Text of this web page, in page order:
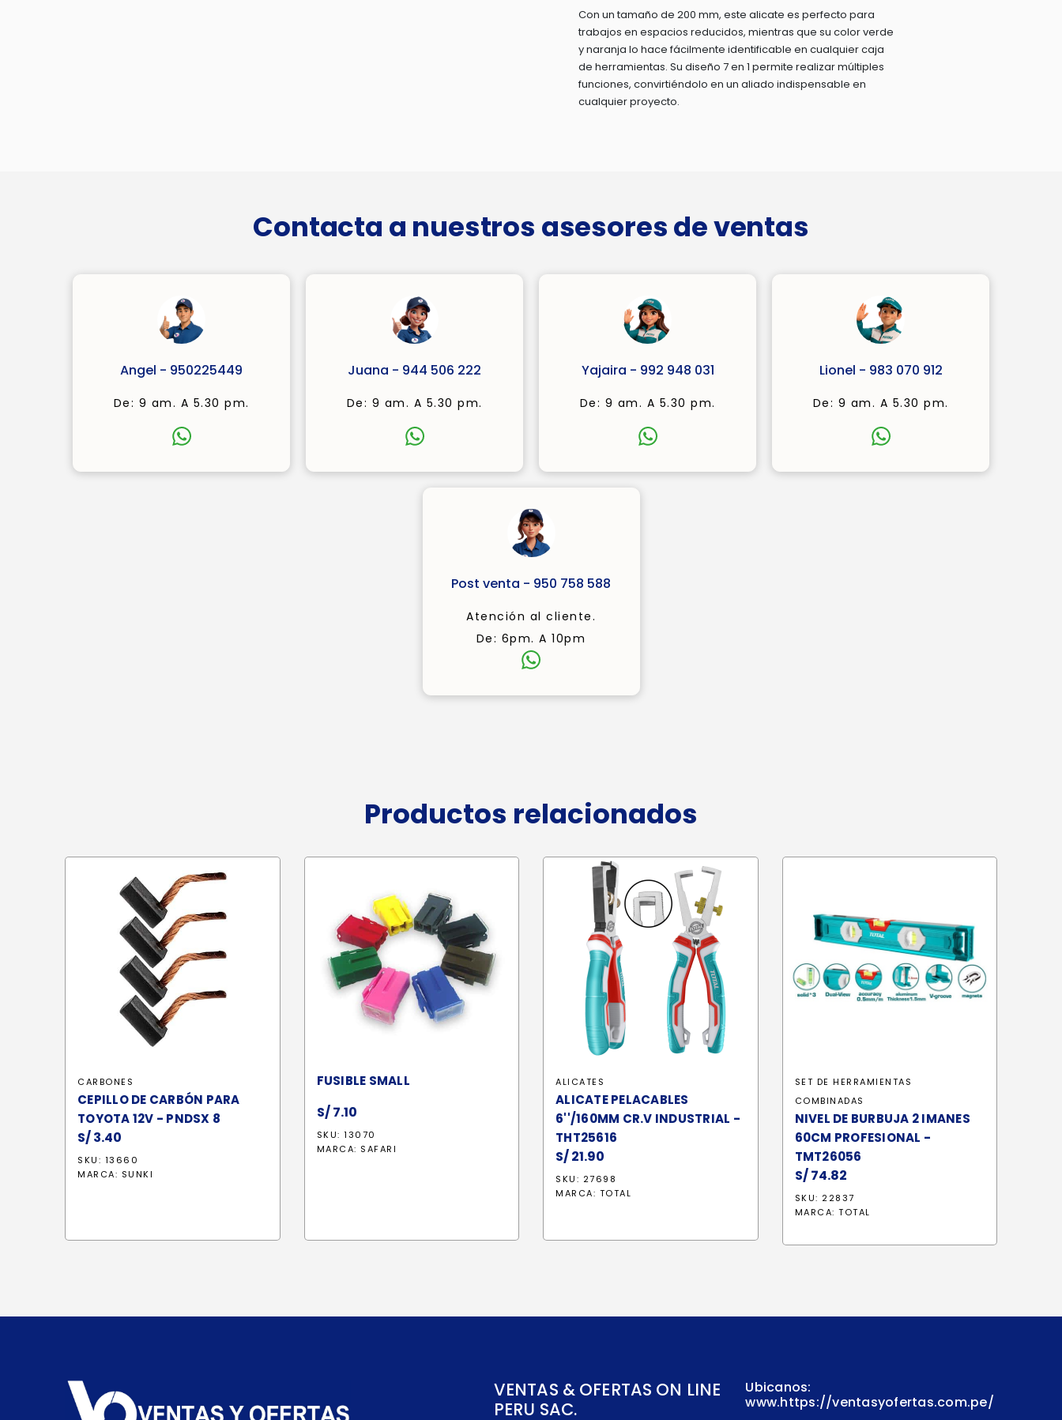
Con un tamaño de 200 mm, este alicate es perfecto para
trabajos en espacios reducidos, mientras que su color verde
y naranja lo hace fácilmente identificable en cualquier caja
de herramientas. Su diseño 7 en 1 permite realizar múltiples
funciones, convirtiéndolo en un aliado indispensable en
cualquier proyecto.
Contacta a nuestros asesores de ventas
Angel - 950225449
De: 9 am. A 5.30 pm.
Juana - 944 506 222
De: 9 am. A 5.30 pm.
Yajaira - 992 948 031
De: 9 am. A 5.30 pm.
Lionel - 983 070 912
De: 9 am. A 5.30 pm.
Post venta - 950 758 588
Atención al cliente.
De: 6pm. A 10pm
Productos relacionados
CARBONES
CEPILLO DE CARBÓN PARA
TOYOTA 12V - PNDSX 8
S/3.40
SKU: 13660
MARCA: SUNKI
FUSIBLE SMALL
S/7.10
SKU: 13070
MARCA: SAFARI
ALICATES
ALICATE PELACABLES
6''/160MM CR.V INDUSTRIAL -
THT25616
S/21.90
SKU: 27698
MARCA: TOTAL
SET DE HERRAMIENTAS
COMBINADAS
NIVEL DE BURBUJA 2 IMANES
60CM PROFESIONAL -
TMT26056
S/74.82
SKU: 22837
MARCA: TOTAL
VENTAS & OFERTAS ON LINE
PERU SAC.
Ubicanos:
www.https://ventasyofertas.com.pe/